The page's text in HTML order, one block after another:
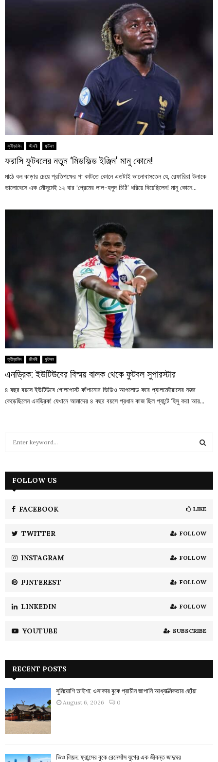
ক্রীড়াবিদ জীবনী ফুটবল
ফরাসি ফুটবলের নতুন ‘মিডফিল্ড ইঞ্জিন’ মানু কোনে!
মাঠে বল কাড়ার চেয়ে প্রতিপক্ষের পা কাটতে কোনে এতটাই ভালোবাসতেন যে, রেফারিরা উনাকে
ভালোবেসে এক মৌসুমেই ১২ বার ‘প্রেমের লাল-হলুদ চিঠি’ ধরিয়ে দিয়েছিলেন! মানু কোনে...
ক্রীড়াবিদ জীবনী ফুটবল
এনড্রিক: ইউটিউবের বিস্ময় বালক থেকে ফুটবল সুপারস্টার
৪ বছর বয়সে ইউটিউবে গোলপোস্ট কাঁপানোর ভিডিও আপলোড করে প্যালমেইরাসের নজর
কেড়েছিলেন এনড্রিক! যেখানে আমাদের ৪ বছর বয়সে প্রধান কাজ ছিল প্যান্টে হিসু করা আর...
h
H
FOLLOW US
FACEBOOK LIKE
TWITTER FOLLOW
INSTAGRAM FOLLOW
PINTEREST FOLLOW
LINKEDIN FOLLOW
YOUTUBE SUBSCRIBE
RECENT POSTS
সুমিয়োশি তাইশা: ওসাকার বুকে প্রাচীন জাপানি আধ্যাত্মিকতার ছোঁয়া
August 6, 2026 0
ভিও লিয়ন: ফ্রান্সের বুকে রেনেসাঁস যুগের এক জীবন্ত জাদুঘর